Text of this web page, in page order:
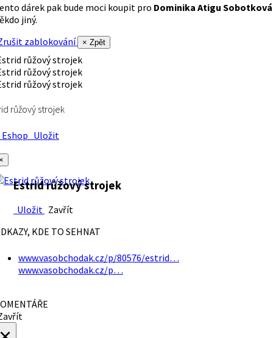
dárek pak bude moci koupit pro Dominika Atigu Sobotková
jiný.
zablokování
× Zpět
růžový strojek
Uložit
Estrid růžový strojek
Uložit Zavřít
KDE TO SEHNAT
www.vasobchodak.cz/p/80576/estrid…
www.vasobchodak.cz/p…